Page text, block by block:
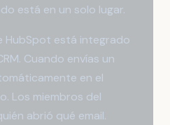
está en un solo lugar.
HubSpot está integrado
Cuando envías un
en el
Los miembros del
abrió qué email.